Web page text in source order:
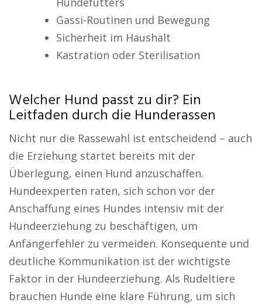
Gassi-Routinen und Bewegung
Sicherheit im Haushalt
Kastration oder Sterilisation
Welcher Hund passt zu dir? Ein
Leitfaden durch die Hunderassen
Nicht nur die Rassewahl ist entscheidend – auch
die Erziehung startet bereits mit der
Überlegung, einen Hund anzuschaffen.
Hundeexperten raten, sich schon vor der
Anschaffung eines Hundes intensiv mit der
Hundeerziehung zu beschäftigen, um
Anfängerfehler zu vermeiden. Konsequente und
deutliche Kommunikation ist der wichtigste
Faktor in der Hundeerziehung. Als Rudeltiere
brauchen Hunde eine klare Führung, um sich